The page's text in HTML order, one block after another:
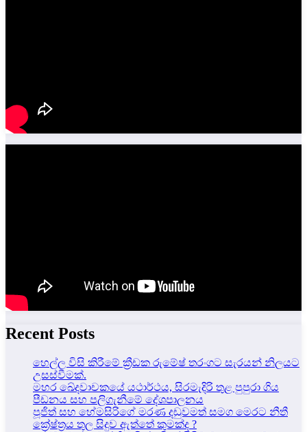
Recent Posts
හෙල්ල විසි කිරීමේ ක්‍රීඩක රුමේෂ් තරංගට සැරයන් නිලයට
උසස්වීමක්.
මහර ඛේදවාචකයේ යථාර්ථය, සිරමැදිරි තුළ පුපුරා ගිය
පීඩනය සහ පලිගැනීමේ දේශපාලනය
පූජිත් සහ හේමසිරිගේ මරණ දඩුවමත් සමග මෙරට නීතී
ක්‍රේෂ්ත්‍රය තුල සිදුව ඇත්තේ කුමක්ද ?